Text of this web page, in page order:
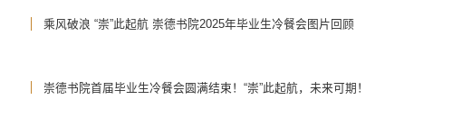
乘风破浪 “崇”此起航 崇德书院2025年毕业生冷餐会图片回顾
崇德书院首届毕业生冷餐会圆满结束！“崇”此起航，未来可期！